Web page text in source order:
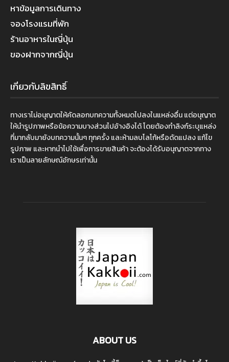
หาข้อมูลการเดินทาง
จองโรงแรมที่พัก
ร้านอาหารในญี่ปุ่น
ของฝากจากญี่ปุ่น
เกี่ยวกับลิขสิทธิ์
ทางเราไม่อนุญาตให้คัดลอกบทความทั้งหมดไปลงในแหล่งอื่น แต่อนุญาต
ให้นำรูปภาพหรือข้อความบางส่วนไปอ้างอิงได้ โดยต้องทำลิงก์ระบุแหล่ง
ที่มากลับมายังบทความนั้นๆ ทุกครั้ง และห้ามลบโลโก้หรือดัดแปลง แก้ไข
รูปภาพ และหากนำไปใช้เพื่อการขายสินค้า จะต้องได้รับอนุญาตจากทาง
เราเป็นลายลักษณ์อักษรเท่านั้น
ABOUT US